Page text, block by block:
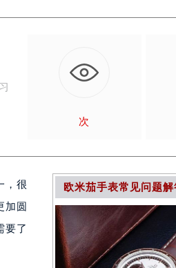
次
，很
加圆
要了
欧米茄手表常见问题解